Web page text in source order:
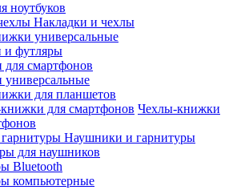
ноутбуков
Накладки и чехлы
универсальные
футляры
для смартфонов
универсальные
для планшетов
Чехлы-книжки
Наушники и гарнитуры
для наушников
Bluetooth
компьютерные